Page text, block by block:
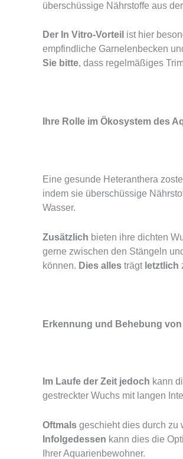
überschüssige Nährstoffe aus
Der In Vitro-Vorteil ist hier
empfindliche Garnelenbecken
Sie bitte, dass regelmäßiges
Ihre Rolle im Ökosystem des
Eine gesunde Heteranthera
indem sie überschüssige
Wasser.
Zusätzlich bieten ihre dichten
gerne zwischen den Stängeln
können. Dies alles trägt letztlich
Erkennung und Behebung
Im Laufe der Zeit jedoch kann
gestreckter Wuchs mit langen
Oftmals geschieht dies durch zu
Infolgedessen kann dies die
Ihrer Aquarienbewohner.